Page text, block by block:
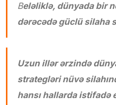
Beləliklə, dünyada bir
dərəcədə güclü silaha
Uzun illər ərzində
strategləri nüvə
hansı hallarda istifadə